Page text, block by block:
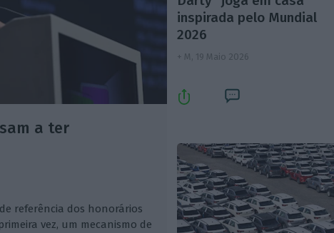
a ter
referência dos honorários
vez, um mecanismo de
inspirada pelo Mundial
2026
+ M, 19 Maio 2026